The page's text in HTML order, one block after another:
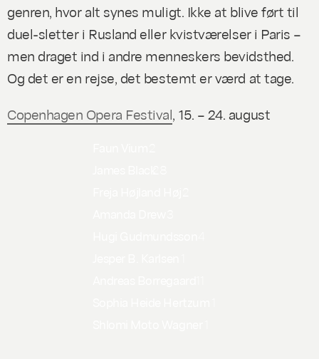
genren, hvor alt synes muligt. Ikke at blive ført til
duel-sletter i Rusland eller kvistværelser i Paris –
men draget ind i andre menneskers bevidsthed.
Og det er en rejse, det bestemt er værd at tage.
Copenhagen Opera Festival, 15. – 24. august